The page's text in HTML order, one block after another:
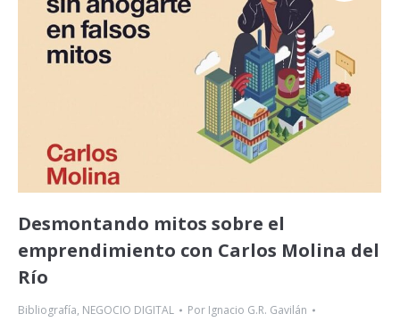
Desmontando mitos sobre el
emprendimiento con Carlos Molina del
Río
Bibliografía, NEGOCIO DIGITAL Por Ignacio G.R. Gavilán